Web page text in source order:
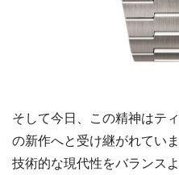
そして今日、この精神はテ
の新作へと受け継がれてい
技術的な現代性をバランス